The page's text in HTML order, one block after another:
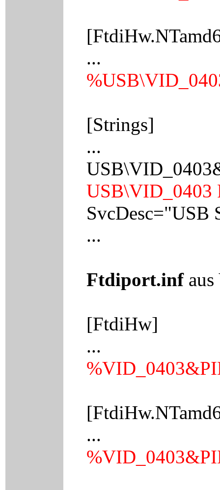
...
[Strings]
...
USB\VID_0403
SvcDesc="USB
...
Ftdiport.infaus
[FtdiHw]
...
...